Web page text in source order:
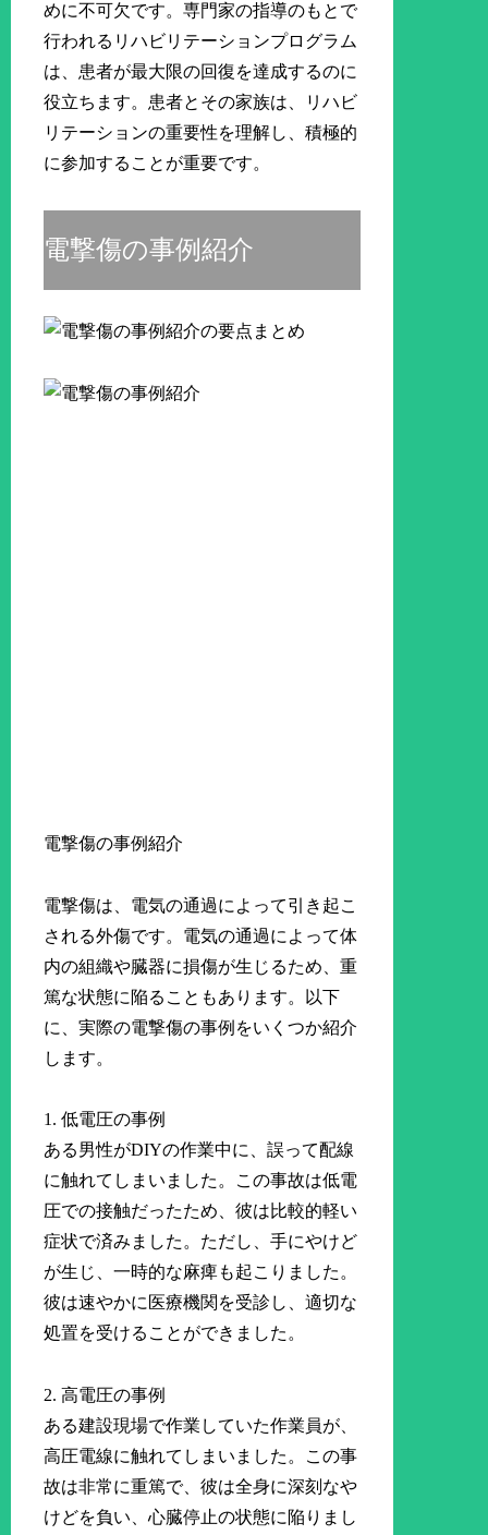
めに不可欠です。専門家の指導のもとで
行われるリハビリテーションプログラム
は、患者が最大限の回復を達成するのに
役立ちます。患者とその家族は、リハビ
リテーションの重要性を理解し、積極的
に参加することが重要です。
電撃傷の事例紹介
電撃傷の事例紹介
電撃傷は、電気の通過によって引き起こ
される外傷です。電気の通過によって体
内の組織や臓器に損傷が生じるため、重
篤な状態に陥ることもあります。以下
に、実際の電撃傷の事例をいくつか紹介
します。
1. 低電圧の事例
ある男性がDIYの作業中に、誤って配線
に触れてしまいました。この事故は低電
圧での接触だったため、彼は比較的軽い
症状で済みました。ただし、手にやけど
が生じ、一時的な麻痺も起こりました。
彼は速やかに医療機関を受診し、適切な
処置を受けることができました。
2. 高電圧の事例
ある建設現場で作業していた作業員が、
高圧電線に触れてしまいました。この事
故は非常に重篤で、彼は全身に深刻なや
けどを負い、心臓停止の状態に陥りまし